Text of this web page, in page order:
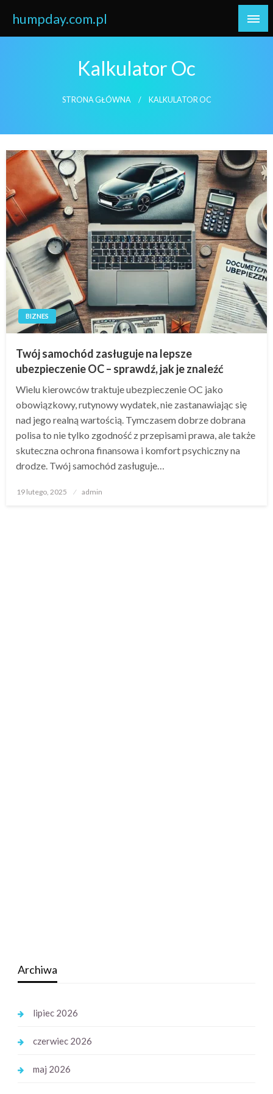
content
humpday.com.pl
Kalkulator Oc
STRONA GŁÓWNA KALKULATOR OC
BIZNES
Twój samochód zasługuje na lepsze
ubezpieczenie OC – sprawdź, jak je znaleźć
Wielu kierowców traktuje ubezpieczenie OC jako
obowiązkowy, rutynowy wydatek, nie zastanawiając się
nad jego realną wartością. Tymczasem dobrze dobrana
polisa to nie tylko zgodność z przepisami prawa, ale także
skuteczna ochrona finansowa i komfort psychiczny na
drodze. Twój samochód zasługuje…
Opublikowane
19 lutego, 2025 admin
Archiwa
lipiec 2026
czerwiec 2026
maj 2026